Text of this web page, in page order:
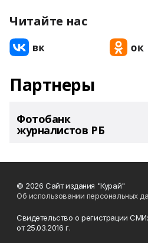
Читайте нас
Партнеры
Фотобанк
журналистов РБ
© 2026 Сайт издания "Курай"
Об использовании персональных
Свидетельство о регистрации
от 25.03.2016 г.